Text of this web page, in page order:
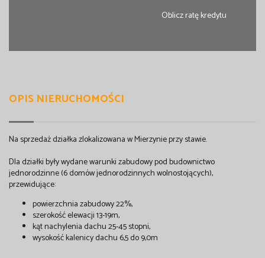
Oblicz ratę kredytu
OPIS NIERUCHOMOŚCI
Na sprzedaż działka zlokalizowana w Mierzynie przy stawie.
Dla działki były wydane warunki zabudowy pod budownictwo
jednorodzinne (6 domów jednorodzinnych wolnostojących),
przewidujące:
powierzchnia zabudowy 22%,
szerokość elewacji 13-19m,
kąt nachylenia dachu 25-45 stopni,
wysokość kalenicy dachu 6,5 do 9,0m